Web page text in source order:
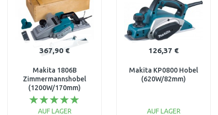
367,90 €
Makita 1806B
Zimmermannshobel
(1200W/170mm)
AUF LAGER
126,37 €
Makita KP0800 Hobel
(620W/82mm)
AUF LAGER